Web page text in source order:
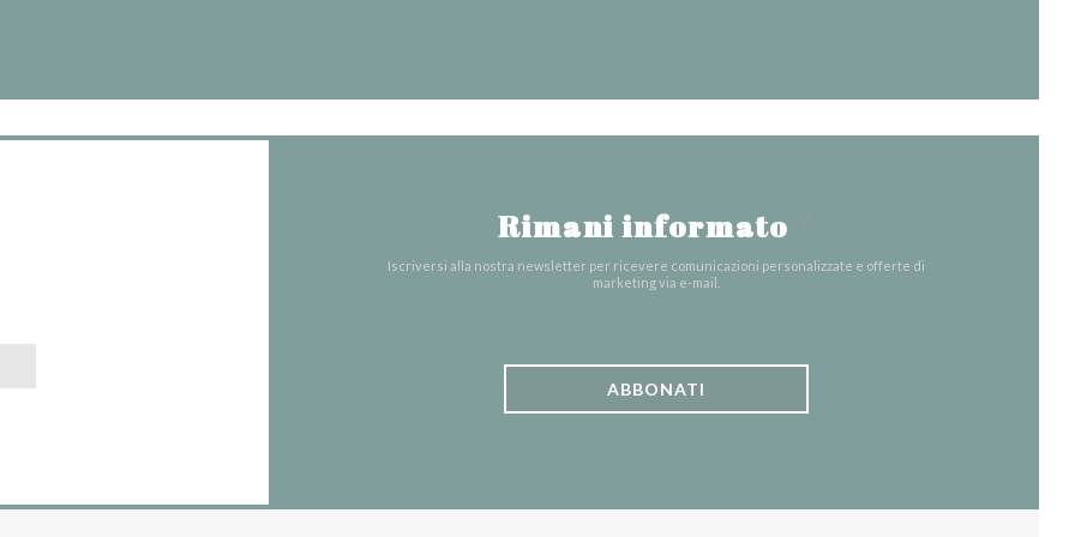
Rimani informato
Iscriversi alla nostra newsletter per ricevere comunicazioni personalizzate e offerte di
marketing via e-mail.
ABBONATI